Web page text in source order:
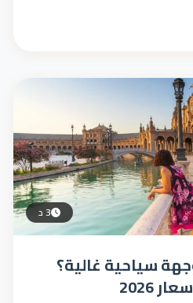
3 د
سياحية غالية؟
2026